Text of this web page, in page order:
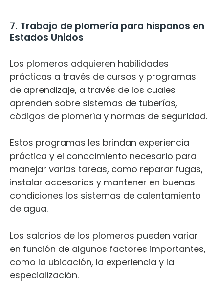
7. Trabajo de plomería para hispanos en
Estados Unidos
Los plomeros adquieren habilidades
prácticas a través de cursos y programas
de aprendizaje, a través de los cuales
aprenden sobre sistemas de tuberías,
códigos de plomería y normas de seguridad.
Estos programas les brindan experiencia
práctica y el conocimiento necesario para
manejar varias tareas, como reparar fugas,
instalar accesorios y mantener en buenas
condiciones los sistemas de calentamiento
de agua.
Los salarios de los plomeros pueden variar
en función de algunos factores importantes,
como la ubicación, la experiencia y la
especialización.